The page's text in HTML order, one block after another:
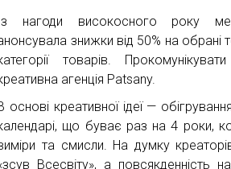
нагоди високосного року
знижки від 50% на
товарів.
агенція Patsany.
основі креативної ідеї —
що буває раз на 4 роки,
та смисли. На думку
Всесвіту», а повсякденність